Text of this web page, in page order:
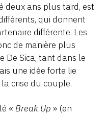
deux ans plus tard, est
qui donnent
différente. Les
de manière plus
De Sica, tant dans le
une idée forte lie
crise du couple.
« Break Up » (en